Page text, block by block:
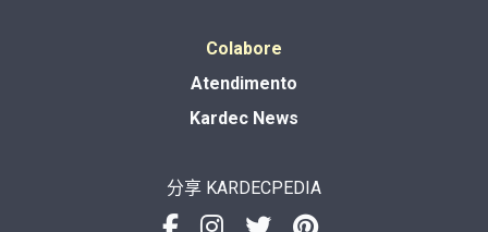
Colabore
Atendimento
Kardec News
分享 KARDECPEDIA